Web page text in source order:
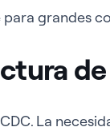
grandes
La